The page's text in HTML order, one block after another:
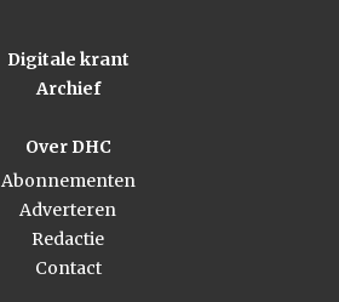
Digitale krant
Archief
Over DHC
Abonnementen
Adverteren
Redactie
Contact